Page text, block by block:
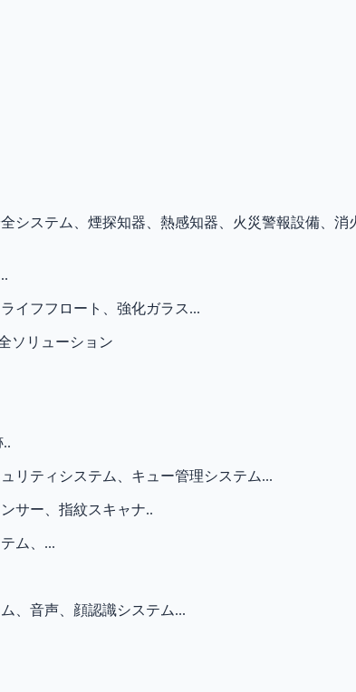
システム、煙探知器、熱感知器、火災警報設備、
イフフロート、強化ガラス...
ソリューション
リティシステム、キュー管理システム...
サー、指紋スキャナ..
ム、...
、音声、顔認識システム...